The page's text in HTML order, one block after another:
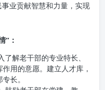
业贡献智慧和力量，实现
”：
了解老干部的专业特长、
用的意愿。建立人才库，
长。